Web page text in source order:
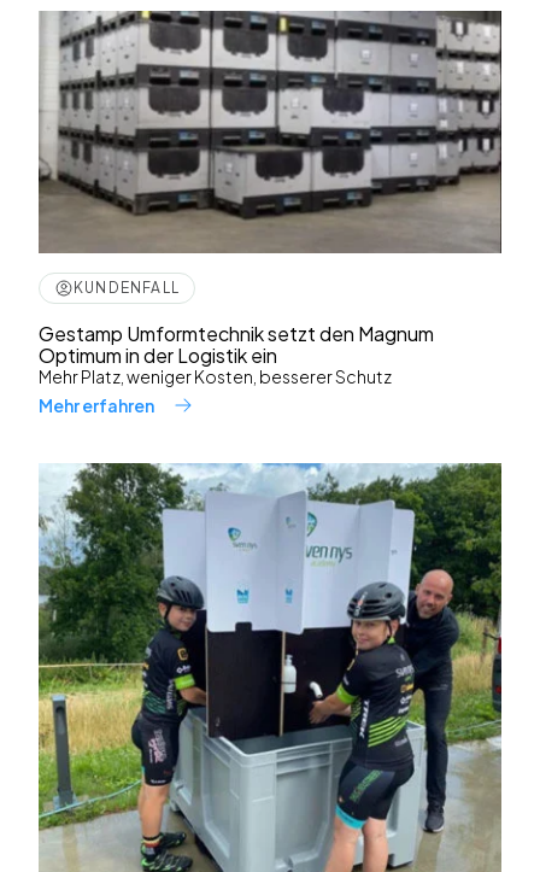
KUNDENFALL
Gestamp Umformtechnik setzt den Magnum
Optimum in der Logistik ein
Mehr Platz, weniger Kosten, besserer Schutz
Mehr erfahren